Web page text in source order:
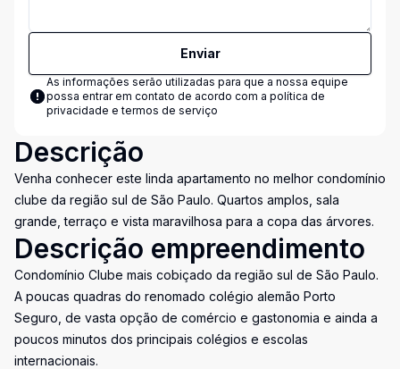
Enviar
As informações serão utilizadas para que a nossa equipe
possa entrar em contato de acordo com a política de
privacidade e termos de serviço
Descrição
Venha conhecer este linda apartamento no melhor condomínio
clube da região sul de São Paulo. Quartos amplos, sala
grande, terraço e vista maravilhosa para a copa das árvores.
Descrição empreendimento
Condomínio Clube mais cobiçado da região sul de São Paulo.
A poucas quadras do renomado colégio alemão Porto
Seguro, de vasta opção de comércio e gastonomia e ainda a
poucos minutos dos principais colégios e escolas
internacionais.